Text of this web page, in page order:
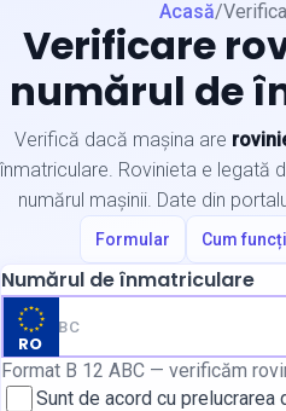
Acasă/
Verificare
numărul de
Verifică dacă mașina are
înmatriculare. Rovinieta e legată
numărul mașinii. Date din
Formular Cum
Numărul de înmatriculare
RO
Format B 12 ABC — verificăm
Sunt de acord cu prelucrarea